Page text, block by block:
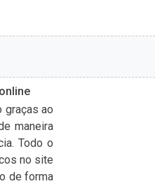
graças ao
maneira
Todo o
no site
de forma